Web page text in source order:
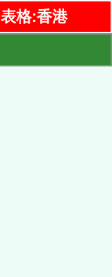
表格:香港